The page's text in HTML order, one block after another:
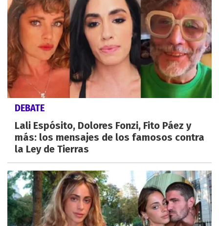
DEBATE
Lali Espósito, Dolores Fonzi, Fito Páez y
más: los mensajes de los famosos contra
la Ley de Tierras